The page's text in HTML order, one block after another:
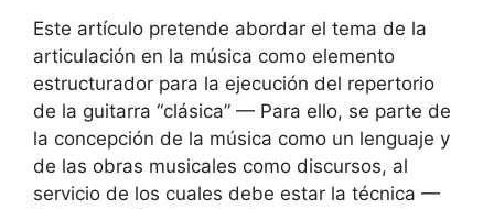
Este artículo pretende abordar el tema de la
articulación en la música como elemento
estructurador para la ejecución del repertorio
de la guitarra “clásica” — Para ello, se parte de
la concepción de la música como un lenguaje y
de las obras musicales como discursos, al
servicio de los cuales debe estar la técnica —